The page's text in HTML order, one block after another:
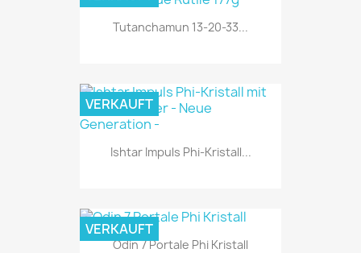
Tutanchamun 13-20-33...
Ishtar Impuls Phi-Kristall...
VERKAUFT
Odin 7 Portale Phi Kristall
VERKAUFT